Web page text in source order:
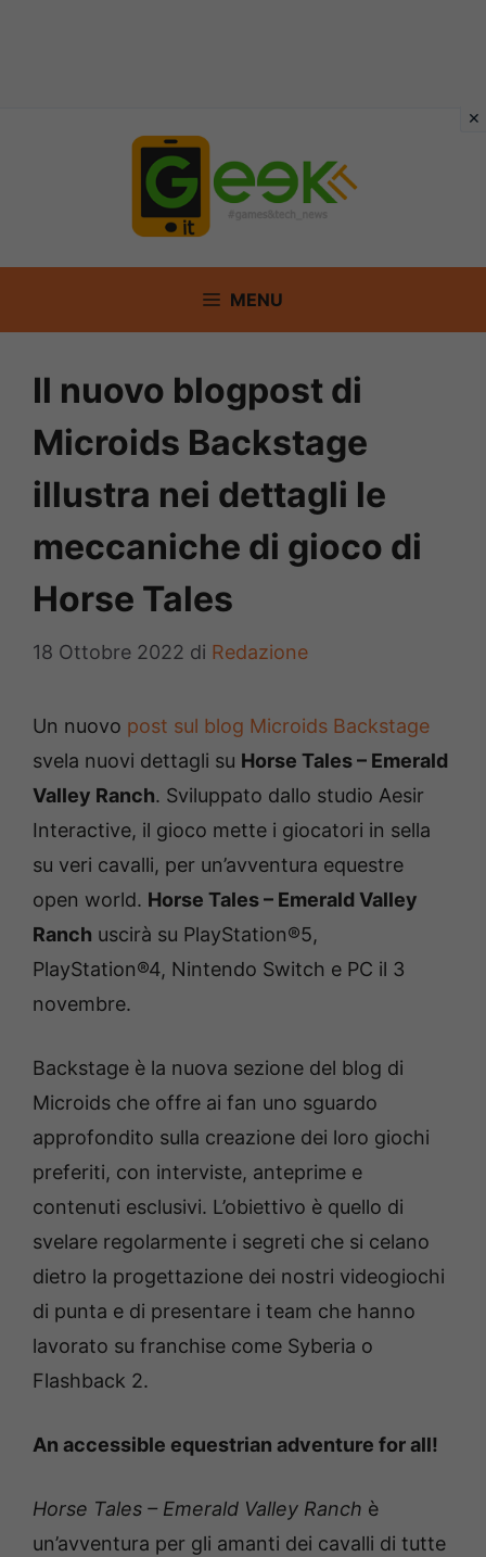
MENU
Il nuovo blogpost di
Microids Backstage
illustra nei dettagli le
meccaniche di gioco di
Horse Tales
18 Ottobre 2022 di Redazione
Un nuovo post sul blog Microids Backstage
svela nuovi dettagli su Horse Tales – Emerald
Valley Ranch. Sviluppato dallo studio Aesir
Interactive, il gioco mette i giocatori in sella
su veri cavalli, per un’avventura equestre
open world. Horse Tales – Emerald Valley
Ranch uscirà su PlayStation®5,
PlayStation®4, Nintendo Switch e PC il 3
novembre.
Backstage è la nuova sezione del blog di
Microids che offre ai fan uno sguardo
approfondito sulla creazione dei loro giochi
preferiti, con interviste, anteprime e
contenuti esclusivi. L’obiettivo è quello di
svelare regolarmente i segreti che si celano
dietro la progettazione dei nostri videogiochi
di punta e di presentare i team che hanno
lavorato su franchise come Syberia o
Flashback 2.
An accessible equestrian adventure for all!
Horse Tales – Emerald Valley Ranch è
un’avventura per gli amanti dei cavalli di tutte